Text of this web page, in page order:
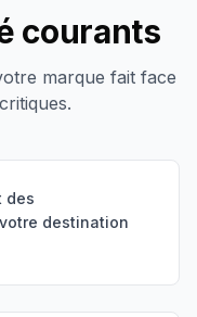
courants
marque fait face
des
destination